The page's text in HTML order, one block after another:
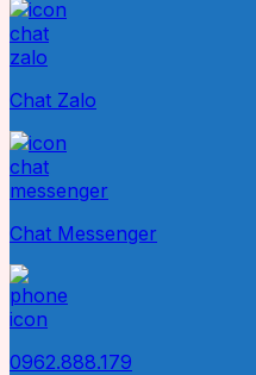
Chat Zalo
Chat Messenger
0962.888.179